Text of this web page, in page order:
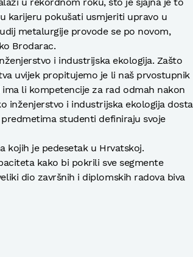
karijeru pokušati usmjeriti upravo u
metalurgije provode se po novom,
Brodarac.
i industrijska ekologija. Zašto
uvijek propitujemo je li naš prvostupnik
li kompetencije za rad odmah nakon
inženjerstvo i industrijska ekologija dosta
studenti definiraju svoje
kojih je pedesetak u Hrvatskoj.
kako bi pokrili sve segmente
dio završnih i diplomskih radova biva